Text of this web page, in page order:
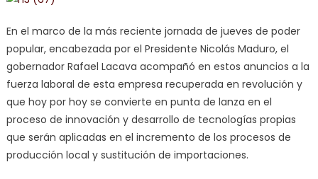
En el marco de la más reciente jornada de jueves de poder
popular, encabezada por el Presidente Nicolás Maduro, el
gobernador Rafael Lacava acompañó en estos anuncios a la
fuerza laboral de esta empresa recuperada en revolución y
que hoy por hoy se convierte en punta de lanza en el
proceso de innovación y desarrollo de tecnologías propias
que serán aplicadas en el incremento de los procesos de
producción local y sustitución de importaciones.